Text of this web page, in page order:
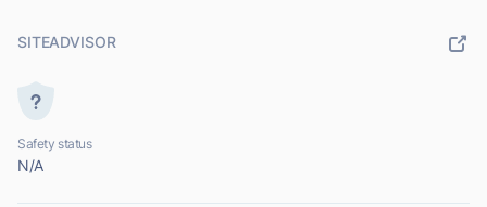
SITEADVISOR
Safety status
N/A